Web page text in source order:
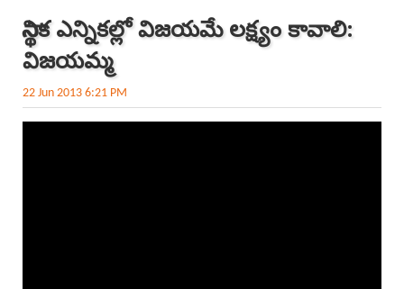
స్థానిక ఎన్నికల్లో విజయమే లక్ష్యం కావాలి:
విజయమ్మ
22 Jun 2013 6:21 PM